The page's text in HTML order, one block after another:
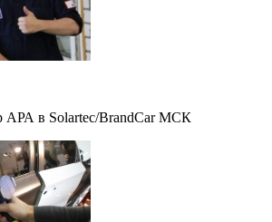
АРА в Solartec/BrandCar МСК